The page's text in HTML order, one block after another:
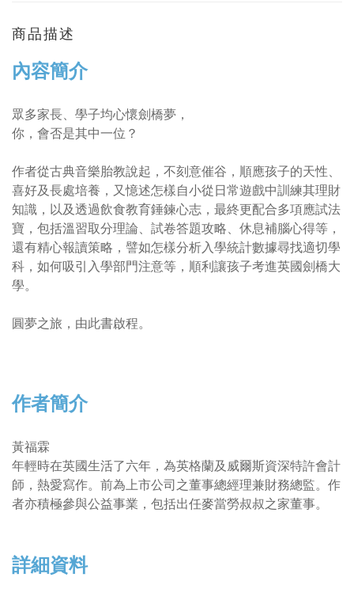
商品描述
內容簡介
眾多家長、學子均心懷劍橋夢，
你，會否是其中一位？
作者從古典音樂胎教說起，不刻意催谷，順應孩子的天性、
喜好及長處培養，又憶述怎樣自小從日常遊戲中訓練其理財
知識，以及透過飲食教育錘鍊心志，最終更配合多項應試法
寶，包括溫習取分理論、試卷答題攻略、休息補腦心得等，
還有精心報讀策略，譬如怎樣分析入學統計數據尋找適切學
科，如何吸引入學部門注意等，順利讓孩子考進英國劍橋大
學。
圓夢之旅，由此書啟程。
作者簡介
黃福霖
年輕時在英國生活了六年，為英格蘭及威爾斯資深特許會計
師，熱愛寫作。前為上市公司之董事總經理兼財務總監。作
者亦積極參與公益事業，包括出任麥當勞叔叔之家董事。
詳細資料